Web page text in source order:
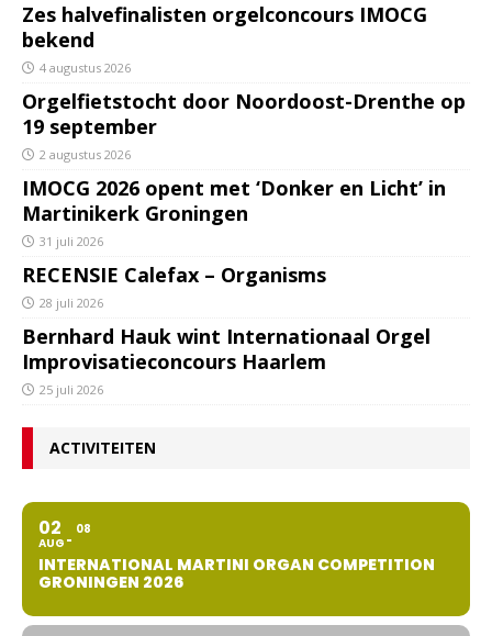
Zes halvefinalisten orgelconcours IMOCG
bekend
4 augustus 2026
Orgelfietstocht door Noordoost-Drenthe op
19 september
2 augustus 2026
IMOCG 2026 opent met ‘Donker en Licht’ in
Martinikerk Groningen
31 juli 2026
RECENSIE Calefax – Organisms
28 juli 2026
Bernhard Hauk wint Internationaal Orgel
Improvisatieconcours Haarlem
25 juli 2026
ACTIVITEITEN
02
AUG
08
INTERNATIONAL MARTINI ORGAN COMPETITION
GRONINGEN 2026